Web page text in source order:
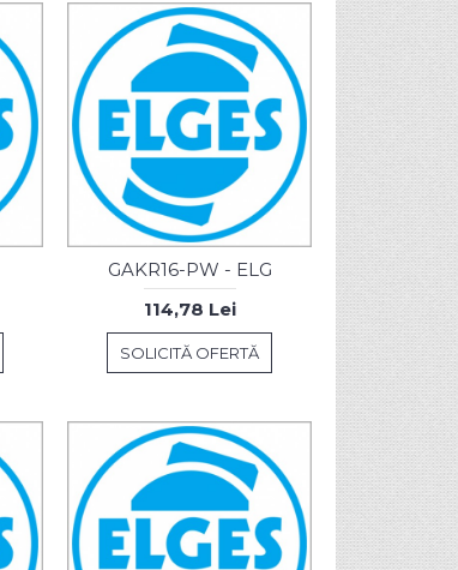
GAKR16-PW - ELG
114,78 Lei
SOLICITĂ OFERTĂ